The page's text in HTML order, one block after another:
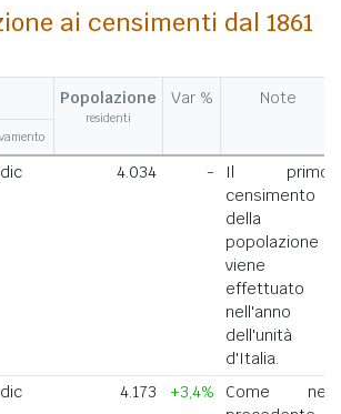
ai censimenti dal 1861
Popolazione
residenti
Var % Note
4.034 -
Il primo
censimento
della
popolazione
viene
effettuato
nell'anno
dell'unità
d'Italia.
4.173 +3,4%
Come nel